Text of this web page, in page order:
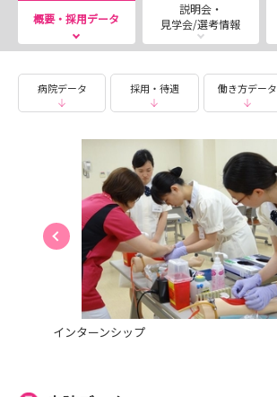
概要・採用データ
説明会・
見学会/選考情報
病院データ 採用・待遇 働き方データ
インターンシップ